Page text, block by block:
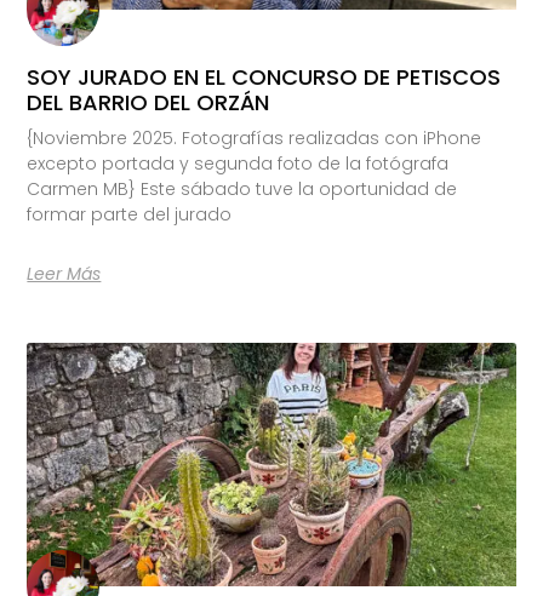
SOY JURADO EN EL CONCURSO DE PETISCOS
DEL BARRIO DEL ORZÁN
{Noviembre 2025. Fotografías realizadas con iPhone
excepto portada y segunda foto de la fotógrafa
Carmen MB} Este sábado tuve la oportunidad de
formar parte del jurado
Leer Más